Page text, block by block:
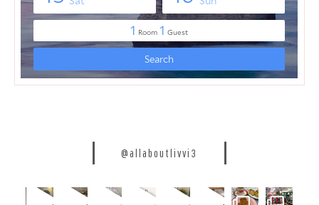
@allaboutlivvi3